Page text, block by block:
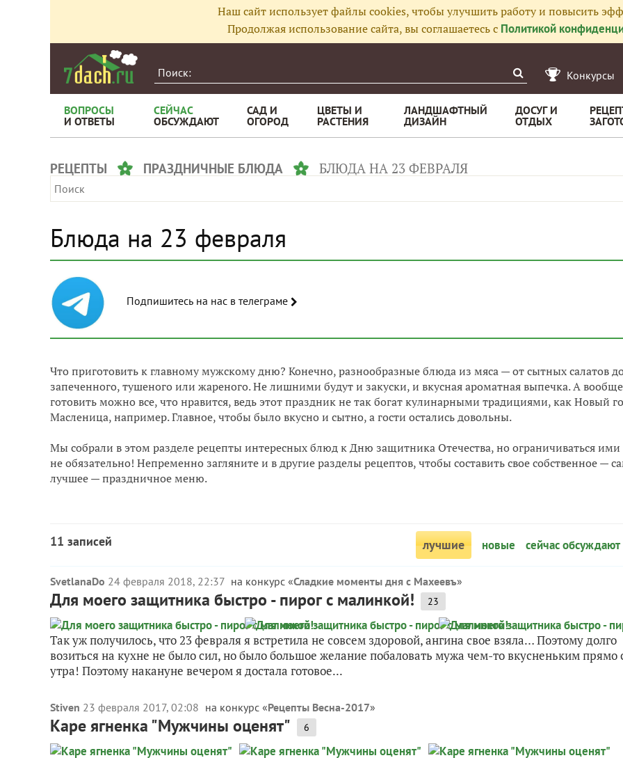
Наш сайт использует файлы cookies, чтобы улучшить работу и повысить
Продолжая использование сайта, вы соглашаетесь с Политикой
Конкурсы
ВОПРОСЫ
И ОТВЕТЫ
СЕЙЧАС
ОБСУЖДАЮТ
САД И
ОГОРОД
ЦВЕТЫ И
РАСТЕНИЯ
ЛАНДШАФТНЫЙ
ДИЗАЙН
ДОСУГ И
ОТДЫХ
РЕЦЕПТЫ ПРАЗДНИЧНЫЕ БЛЮДА БЛЮДА НА 23 ФЕВРАЛЯ
Блюда на 23 февраля
Подпишитесь на нас в телеграме
Что приготовить к главному мужскому дню? Конечно, разнообразные блюда из мяса — от сытных салатов
запеченного, тушеного или жареного. Не лишними будут и закуски, и вкусная ароматная выпечка. А
готовить можно все, что нравится, ведь этот праздник не так богат кулинарными традициями, как Новый
Масленица, например. Главное, чтобы было вкусно и сытно, а гости остались довольны.
Мы собрали в этом разделе рецепты интересных блюд к Дню защитника Отечества, но ограничиваться ими
не обязательно! Непременно загляните и в другие разделы рецептов, чтобы составить свое собственное —
лучшее — праздничное меню.
11 записей лучшие новые сейчас обсуждают
SvetlanaDo 24 февраля 2018, 22:37 на конкурс «Сладкие моменты дня с Махеевъ»
Для моего защитника быстро - пирог с малинкой! 23
Так уж получилось, что 23 февраля я встретила не совсем здоровой, ангина свое взяла… Поэтому долго
возиться на кухне не было сил, но было большое желание побаловать мужа чем-то вкусненьким прямо
утра! Поэтому накануне вечером я достала готовое...
Stiven 23 февраля 2017, 02:08 на конкурс «Рецепты Весна-2017»
Каре ягненка "Мужчины оценят" 6